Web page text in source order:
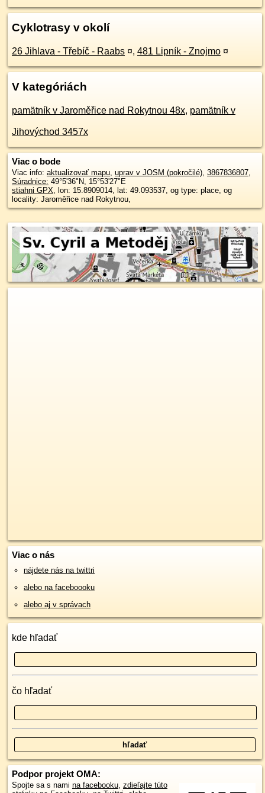
Cyklotrasy v okolí
26 Jihlava - Třebíč - Raabs ¤, 481 Lipník - Znojmo ¤
V kategóriách
pamätník v Jaroměřice nad Rokytnou 48x, pamätník v
Jihovýchod 3457x
Viac o bode
Viac info: aktualizovať mapu, uprav v JOSM (pokročilé), 3867836807,
Súradnice: 49°5'36"N, 15°53'27"E
stiahni GPX, lon: 15.8909014, lat: 49.093537, og type: place, og
locality: Jaroměřice nad Rokytnou,
Viac o nás
nájdete nás na twittri
alebo na faceboooku
alebo aj v správach
kde hľadať
čo hľadať
Podpor projekt OMA:
Spojte sa s nami na facebooku, zdieľajte túto